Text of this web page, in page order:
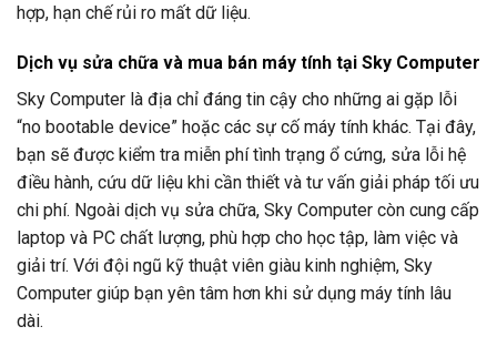
hợp, hạn chế rủi ro mất dữ liệu.
Dịch vụ sửa chữa và mua bán máy tính tại Sky Computer
Sky Computer là địa chỉ đáng tin cậy cho những ai gặp lỗi
“no bootable device” hoặc các sự cố máy tính khác. Tại đây,
bạn sẽ được kiểm tra miễn phí tình trạng ổ cứng, sửa lỗi hệ
điều hành, cứu dữ liệu khi cần thiết và tư vấn giải pháp tối ưu
chi phí. Ngoài dịch vụ sửa chữa, Sky Computer còn cung cấp
laptop và PC chất lượng, phù hợp cho học tập, làm việc và
giải trí. Với đội ngũ kỹ thuật viên giàu kinh nghiệm, Sky
Computer giúp bạn yên tâm hơn khi sử dụng máy tính lâu
dài.